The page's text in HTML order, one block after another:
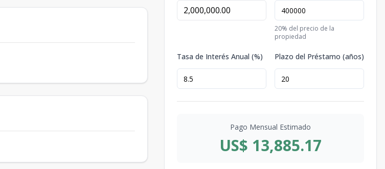
20% del precio de la
propiedad
Tasa de Interés Anual (%) Plazo del Préstamo (años)
Pago Mensual Estimado
US$ 13,885.17